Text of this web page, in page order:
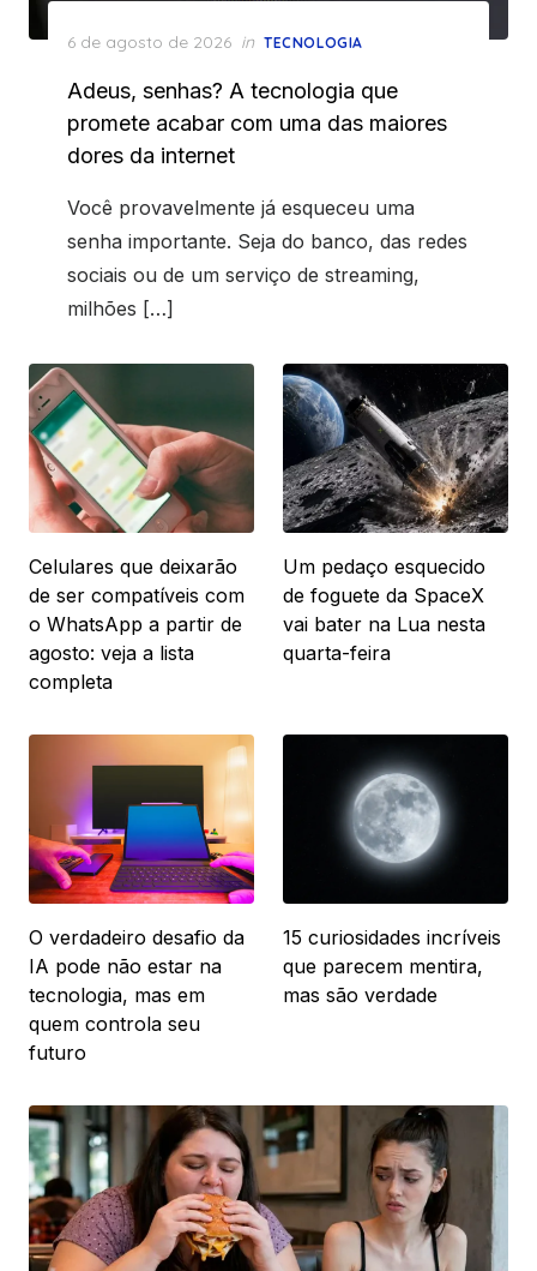
Posted
6 de agosto de 2026 in TECNOLOGIA
Adeus, senhas? A tecnologia que
promete acabar com uma das maiores
dores da internet
Você provavelmente já esqueceu uma
senha importante. Seja do banco, das redes
sociais ou de um serviço de streaming,
milhões […]
Celulares que deixarão
de ser compatíveis com
o WhatsApp a partir de
agosto: veja a lista
completa
Um pedaço esquecido
de foguete da SpaceX
vai bater na Lua nesta
quarta-feira
O verdadeiro desafio da
IA pode não estar na
tecnologia, mas em
quem controla seu
futuro
15 curiosidades incríveis
que parecem mentira,
mas são verdade